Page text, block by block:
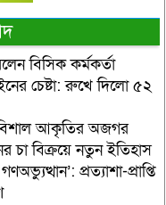
বিসিক কর্মকর্তা
চেষ্টা: রুখে দিলো ৫২
আকৃতির অজগর
চা বিক্রয়ে নতুন ইতিহাস
প্রত্যাশা-প্রাপ্তি